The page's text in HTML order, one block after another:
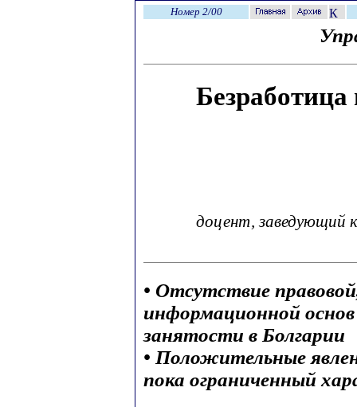
Номер 2/00
Безработица
доцент, заведующий
• Отсутствие
информационной
занятости в Болгарии
• Положительные
пока ограниченный